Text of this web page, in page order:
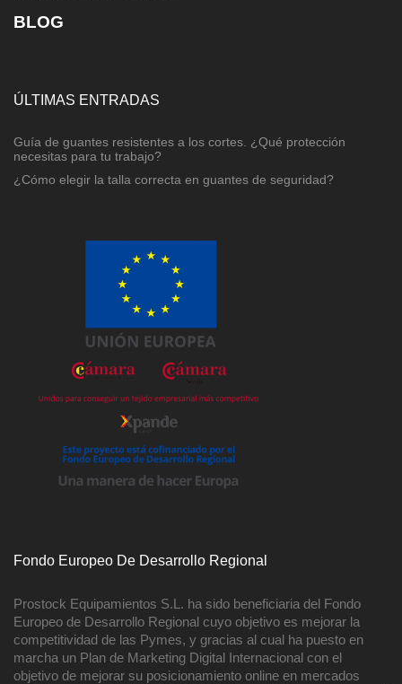
BLOG
ÚLTIMAS ENTRADAS
Guía de guantes resistentes a los cortes. ¿Qué protección
necesitas para tu trabajo?
¿Cómo elegir la talla correcta en guantes de seguridad?
Fondo Europeo De Desarrollo Regional
Prostock Equipamientos S.L. ha sido beneficiaria del Fondo
Europeo de Desarrollo Regional cuyo objetivo es mejorar la
competitividad de las Pymes, y gracias al cual ha puesto en
marcha un Plan de Marketing Digital Internacional con el
objetivo de mejorar su posicionamiento online en mercados